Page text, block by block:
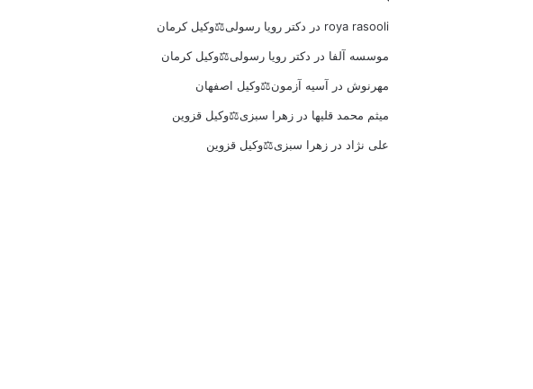
roya rasooli در دکتر رویا رسولی⚖️وکیل کرمان
موسسه آلفا در دکتر رویا رسولی⚖️وکیل کرمان
مهرنوش در آسیه آزمون⚖️وکیل اصفهان
میثم محمد قلیها درزهرا سبزی⚖️وکیل قزوین
علی نژاد درزهرا سبزی⚖️وکیل قزوین